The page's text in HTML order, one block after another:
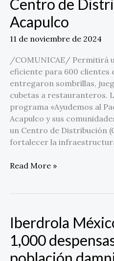
Centro de
Acapulco
11 de noviembre de 2024
/COMUNICAE/ Permitirá
eficiente para 600 clientes
entregaron sombrillas,
cubetas a restauranteros.
programa «Ayudemos al
Acapulco y sus
un Centro de Distribución
fortalecer la
Read More »
Iberdrola
1,000
población
Iberdrola
México
entrega
1,000